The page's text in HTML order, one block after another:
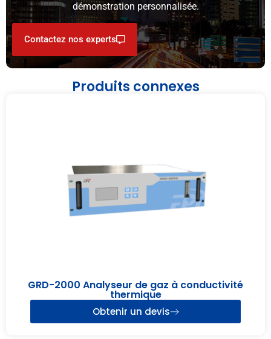
démonstration personnalisée.
Contactez nos experts
Produits connexes
GRD-2000 Analyseur de gaz à conductivité
thermique
Obtenir un devis